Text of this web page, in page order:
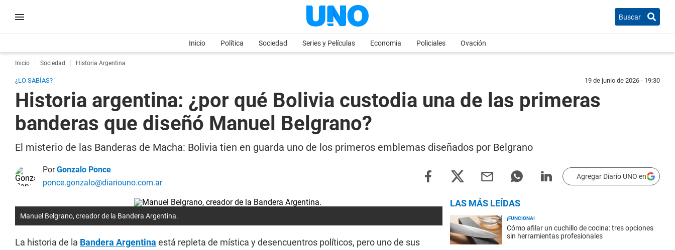
Buscar
Inicio Política Sociedad Series y Películas Economia Policiales Ovación
Inicio Sociedad Historia Argentina
¿LO SABÍAS? 19 de junio de 2026 - 19:30
Historia argentina: ¿por qué Bolivia custodia una de las primeras
banderas que diseñó Manuel Belgrano?
El misterio de las Banderas de Macha: Bolivia tien en guarda uno de los primeros emblemas diseñados por Belgrano
PorGonzalo Ponce
ponce.gonzalo@diariouno.com.ar
Agregar Diario UNO en
Manuel Belgrano, creador de la Bandera Argentina.
La historia de la Bandera Argentina está repleta de mística y desencuentros políticos, pero uno de sus
LAS MÁS LEÍDAS
¡FUNCIONA!
Cómo afilar un cuchillo de cocina: tres opciones
sin herramientas profesionales